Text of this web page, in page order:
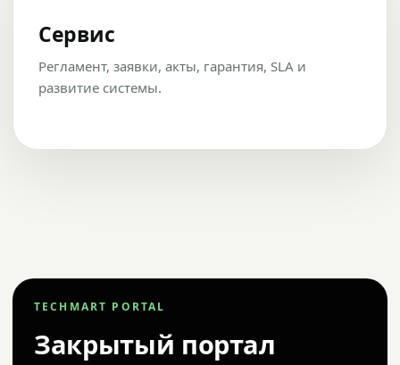
Сервис
Регламент, заявки, акты, гарантия, SLA и
развитие системы.
TECHMART PORTAL
Закрытый портал